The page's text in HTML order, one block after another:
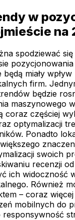
w
na
spodziewać
miały
firm.
będzie
maszynowego
coraz częściej
optymalizacji
Ponadto
swoich
recenzji
ich widoczność
Również
– coraz
mobilnych do
responsywność